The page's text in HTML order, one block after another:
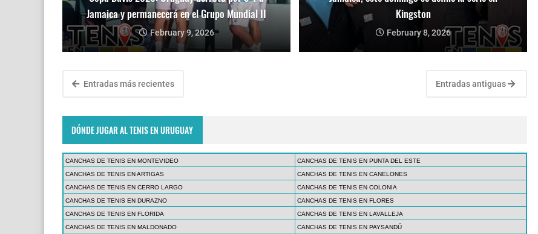
Jamaica y permanecerá en el Grupo Mundial II
February 9, 2026
Kingston
February 8, 2026
Entradas más recientes Entradas antiguas
DÓNDE JUGAR AL TENIS EN URUGUAY
CANCHAS DE TENIS EN MONTEVIDEO
CANCHAS DE TENIS EN PUNTA DEL ESTE
CANCHAS DE TENIS EN ARTIGAS
CANCHAS DE TENIS EN CANELONES
CANCHAS DE TENIS EN CERRO LARGO
CANCHAS DE TENIS EN COLONIA
CANCHAS DE TENIS EN DURAZNO
CANCHAS DE TENIS EN FLORES
CANCHAS DE TENIS EN FLORIDA
CANCHAS DE TENIS EN LAVALLEJA
CANCHAS DE TENIS EN MALDONADO
CANCHAS DE TENIS EN PAYSANDÚ